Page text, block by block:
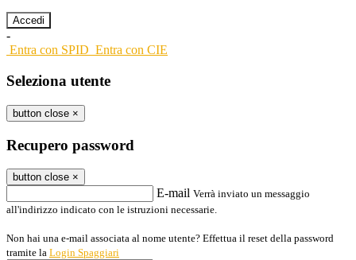
-
Entra con SPID Entra con CIE
Seleziona utente
button close ×
Recupero password
button close ×
E-mail Verrà inviato un messaggio
all'indirizzo indicato con le istruzioni necessarie.
Non hai una e-mail associata al nome utente? Effettua il reset della password
tramite la Login Spaggiari